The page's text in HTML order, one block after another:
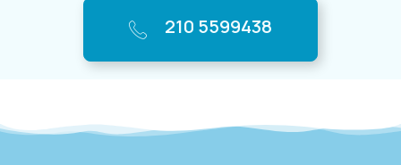
210 5599438